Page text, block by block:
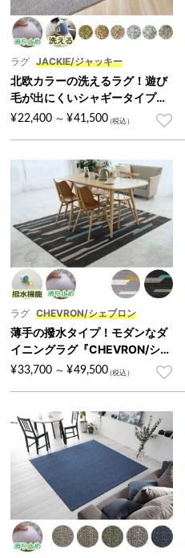
ラグ JACKIE/ジャッキー
北欧カラーの洗えるラグ！遊び
毛が出にくいシャギータイプ
『JACKIE/ジャッキー』
¥22,400 ～ ¥41,500
ラグ CHEVRON/シェブロン
薄手の撥水タイプ！モダンなダ
イニングラグ『CHEVRON/シェ
ブロン』
¥33,700 ～ ¥49,500